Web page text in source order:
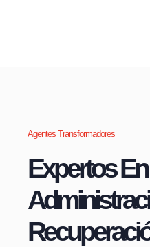
Agentes Transformadores
Expertos En